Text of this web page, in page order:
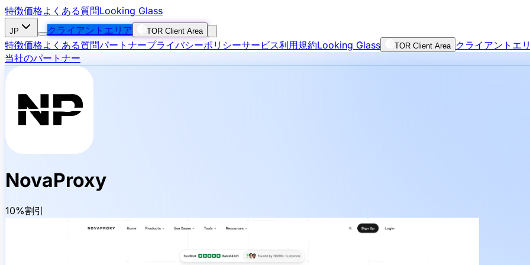
特徴価格よくある質問Looking Glass
JP クライアントエリア TOR Client Area
特徴価格よくある質問パートナープライバシーポリシーサービス利用規約Looking Glass TOR Client Area
クライアントエ
当社のパートナー
NovaProxy
10%割引